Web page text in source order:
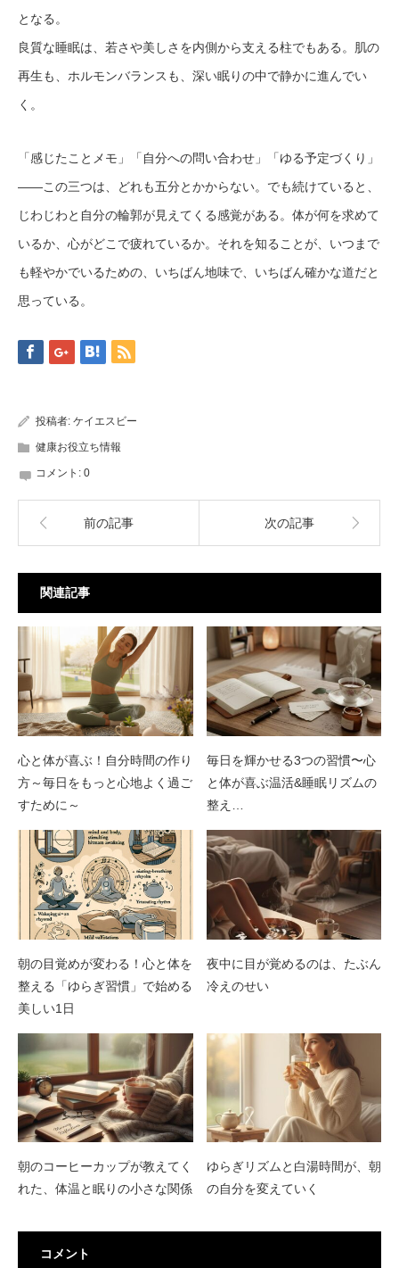
となる。
良質な睡眠は、若さや美しさを内側から支える柱でもある。肌の
再生も、ホルモンバランスも、深い眠りの中で静かに進んでい
く。
「感じたことメモ」「自分への問い合わせ」「ゆる予定づくり」
——この三つは、どれも五分とかからない。でも続けていると、
じわじわと自分の輪郭が見えてくる感覚がある。体が何を求めて
いるか、心がどこで疲れているか。それを知ることが、いつまで
も軽やかでいるための、いちばん地味で、いちばん確かな道だと
思っている。
投稿者: ケイエスビー
健康お役立ち情報
コメント: 0
前の記事 次の記事
関連記事
心と体が喜ぶ！自分時間の作り
方～毎日をもっと心地よく過ご
すために～
毎日を輝かせる3つの習慣〜心
と体が喜ぶ温活&睡眠リズムの
整え…
朝の目覚めが変わる！心と体を
整える「ゆらぎ習慣」で始める
美しい1日
夜中に目が覚めるのは、たぶん
冷えのせい
朝のコーヒーカップが教えてく
れた、体温と眠りの小さな関係
ゆらぎリズムと白湯時間が、朝
の自分を変えていく
コメント